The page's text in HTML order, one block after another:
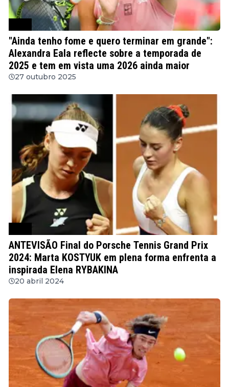
"Ainda tenho fome e quero terminar em grande":
Alexandra Eala reflecte sobre a temporada de
2025 e tem em vista uma 2026 ainda maior
27 outubro 2025
ANTEVISÃO Final do Porsche Tennis Grand Prix
2024: Marta KOSTYUK em plena forma enfrenta a
inspirada Elena RYBAKINA
20 abril 2024